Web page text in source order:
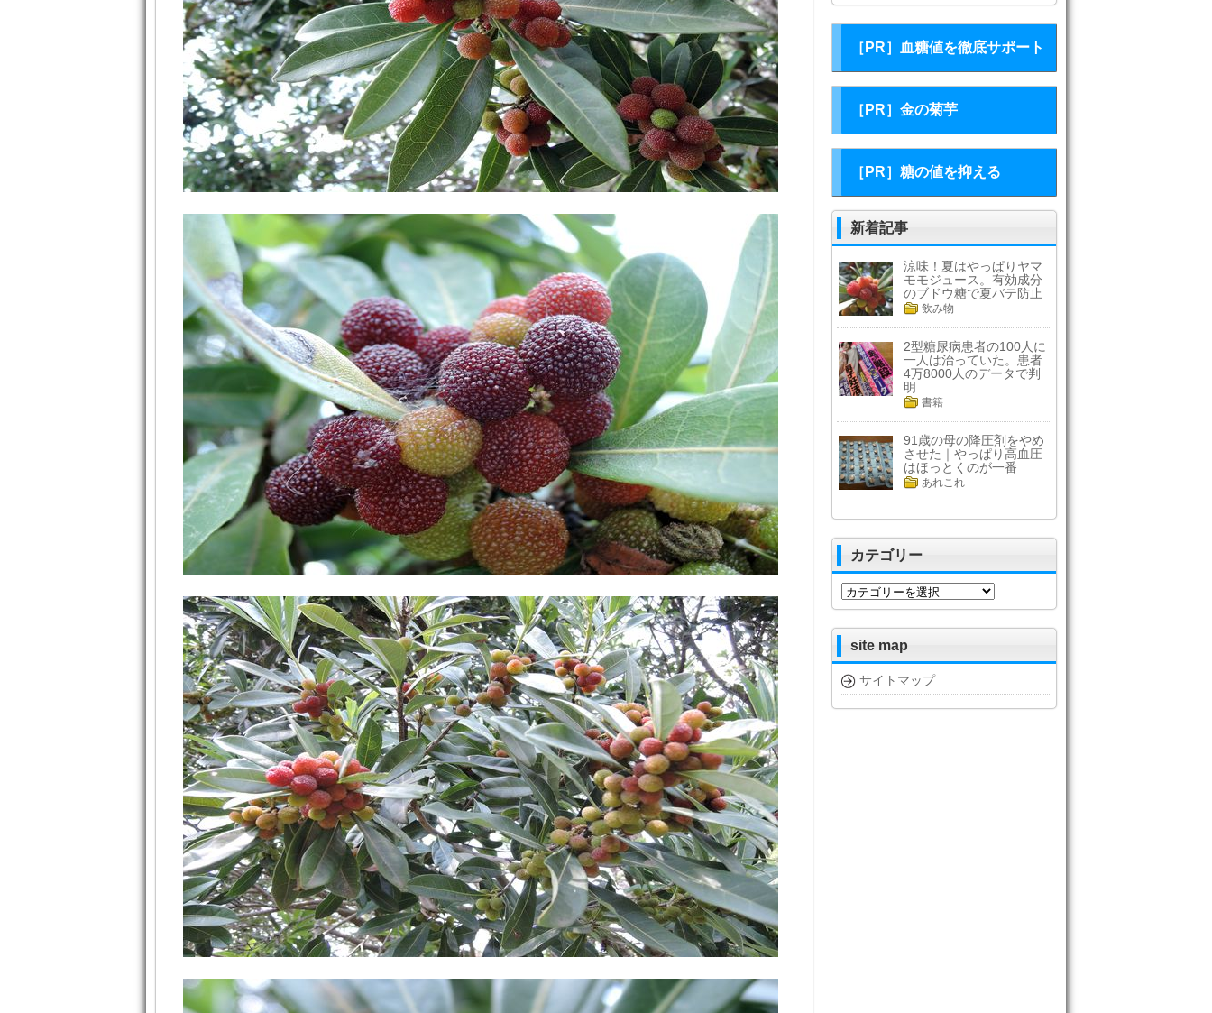
［PR］血糖値を徹底サポート
［PR］金の菊芋
［PR］糖の値を抑える
新着記事
涼味！夏はやっぱりヤマ
モモジュース。有効成分
のブドウ糖で夏バテ防止
飲み物
2型糖尿病患者の100人に
一人は治っていた。患者
4万8000人のデータで判
明
書籍
91歳の母の降圧剤をやめ
させた｜やっぱり高血圧
はほっとくのが一番
あれこれ
カテゴリー
カ
リ
ー
site map
サイトマップ